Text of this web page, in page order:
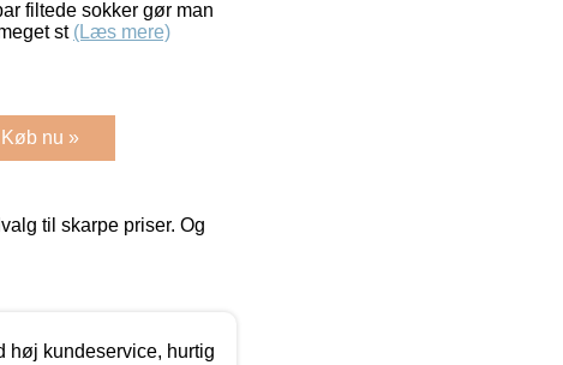
filtede sokker gør man
st (Læs mere)
Køb nu »
til skarpe priser. Og
høj kundeservice, hurtig